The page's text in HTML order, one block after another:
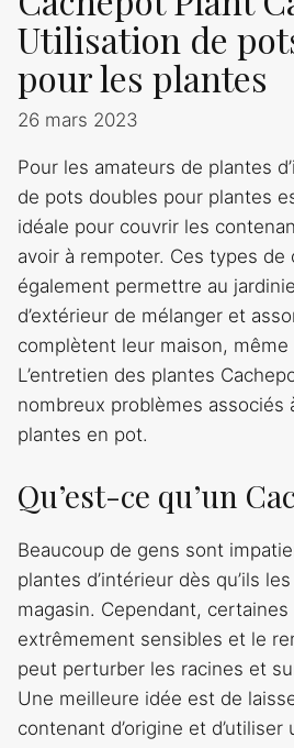
Utilisation de
pour les plantes
26 mars 2023
Pour les amateurs de plantes
de pots doubles pour plantes
idéale pour couvrir les
avoir à rempoter. Ces types
également permettre au
d’extérieur de mélanger et
complètent leur maison, même
L’entretien des plantes
nombreux problèmes associés
plantes en pot.
Qu’est-ce qu’un
Beaucoup de gens sont
plantes d’intérieur dès qu’ils
magasin. Cependant,
extrêmement sensibles et le
peut perturber les racines et
Une meilleure idée est de
contenant d’origine et